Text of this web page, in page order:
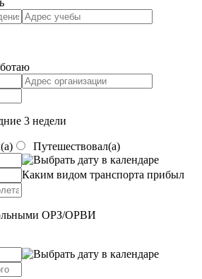
3 недели
Путешествовал(а)
Каким видом транспорта прибыл
ОРЗ/ОРВИ